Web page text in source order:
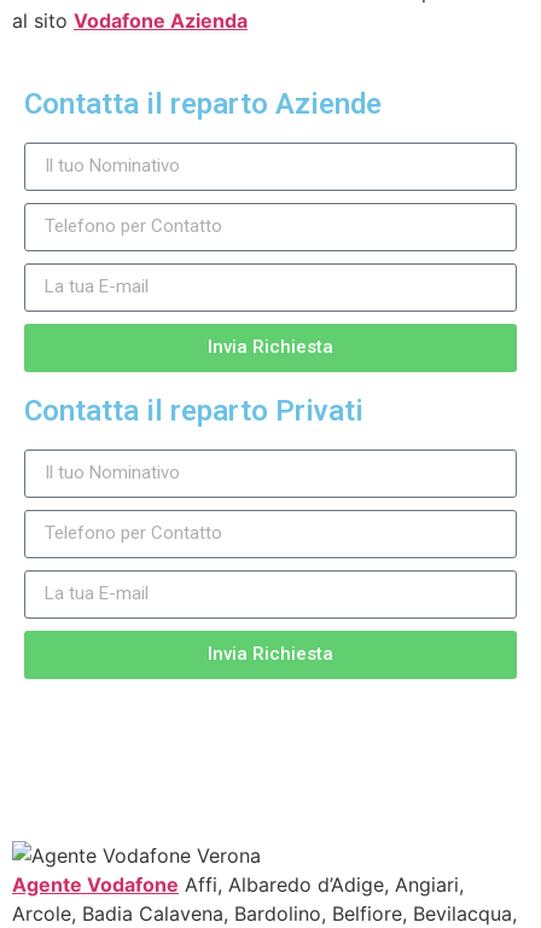
al sito Vodafone Azienda
Contatta il reparto Aziende
Invia Richiesta
Contatta il reparto Privati
Invia Richiesta
Agente Vodafone Affi, Albaredo d’Adige, Angiari,
Arcole, Badia Calavena, Bardolino, Belfiore, Bevilacqua,